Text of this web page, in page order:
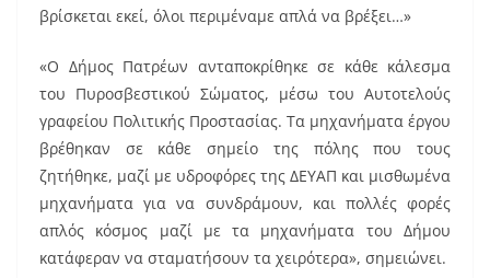
βρίσκεται εκεί, όλοι περιμέναμε απλά να βρέξει…»
«Ο Δήμος Πατρέων ανταποκρίθηκε σε κάθε κάλεσμα
του Πυροσβεστικού Σώματος, μέσω του Αυτοτελούς
γραφείου Πολιτικής Προστασίας. Τα μηχανήματα έργου
βρέθηκαν σε κάθε σημείο της πόλης που τους
ζητήθηκε, μαζί με υδροφόρες της ΔΕΥΑΠ και μισθωμένα
μηχανήματα για να συνδράμουν, και πολλές φορές
απλός κόσμος μαζί με τα μηχανήματα του Δήμου
κατάφεραν να σταματήσουν τα χειρότερα», σημειώνει.